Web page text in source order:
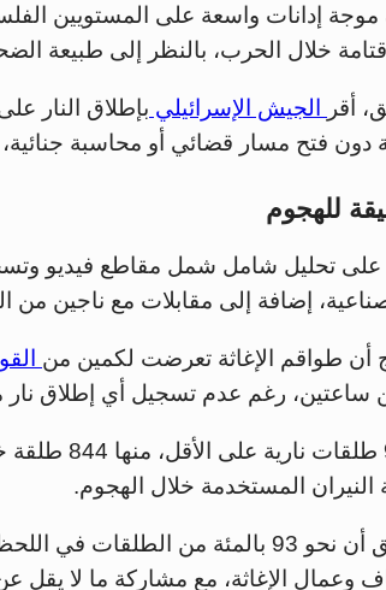
موجة إدانات واسعة على المستويين
خلال الحرب، بالنظر إلى طبيعة
أقر الجيش الإسرائيلي بإطلاق النار
دون فتح مسار قضائي أو محاسبة
للهجوم
على تحليل شامل شمل مقاطع فيديو
إضافة إلى مقابلات مع ناجين من
أن طواقم الإغاثة تعرضت لكمين من
ساعتين، رغم عدم تسجيل أي إطلاق نار
المستخدمة خلال الهجوم.
كما بين التحقيق أن نحو 93 بالمئة